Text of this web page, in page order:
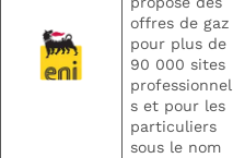
offres de gaz
pour plus de
90 000 sites
professionnel
s et pour les
particuliers
sous le nom